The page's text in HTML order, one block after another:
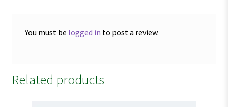
You must be logged in to post a review.
Related products